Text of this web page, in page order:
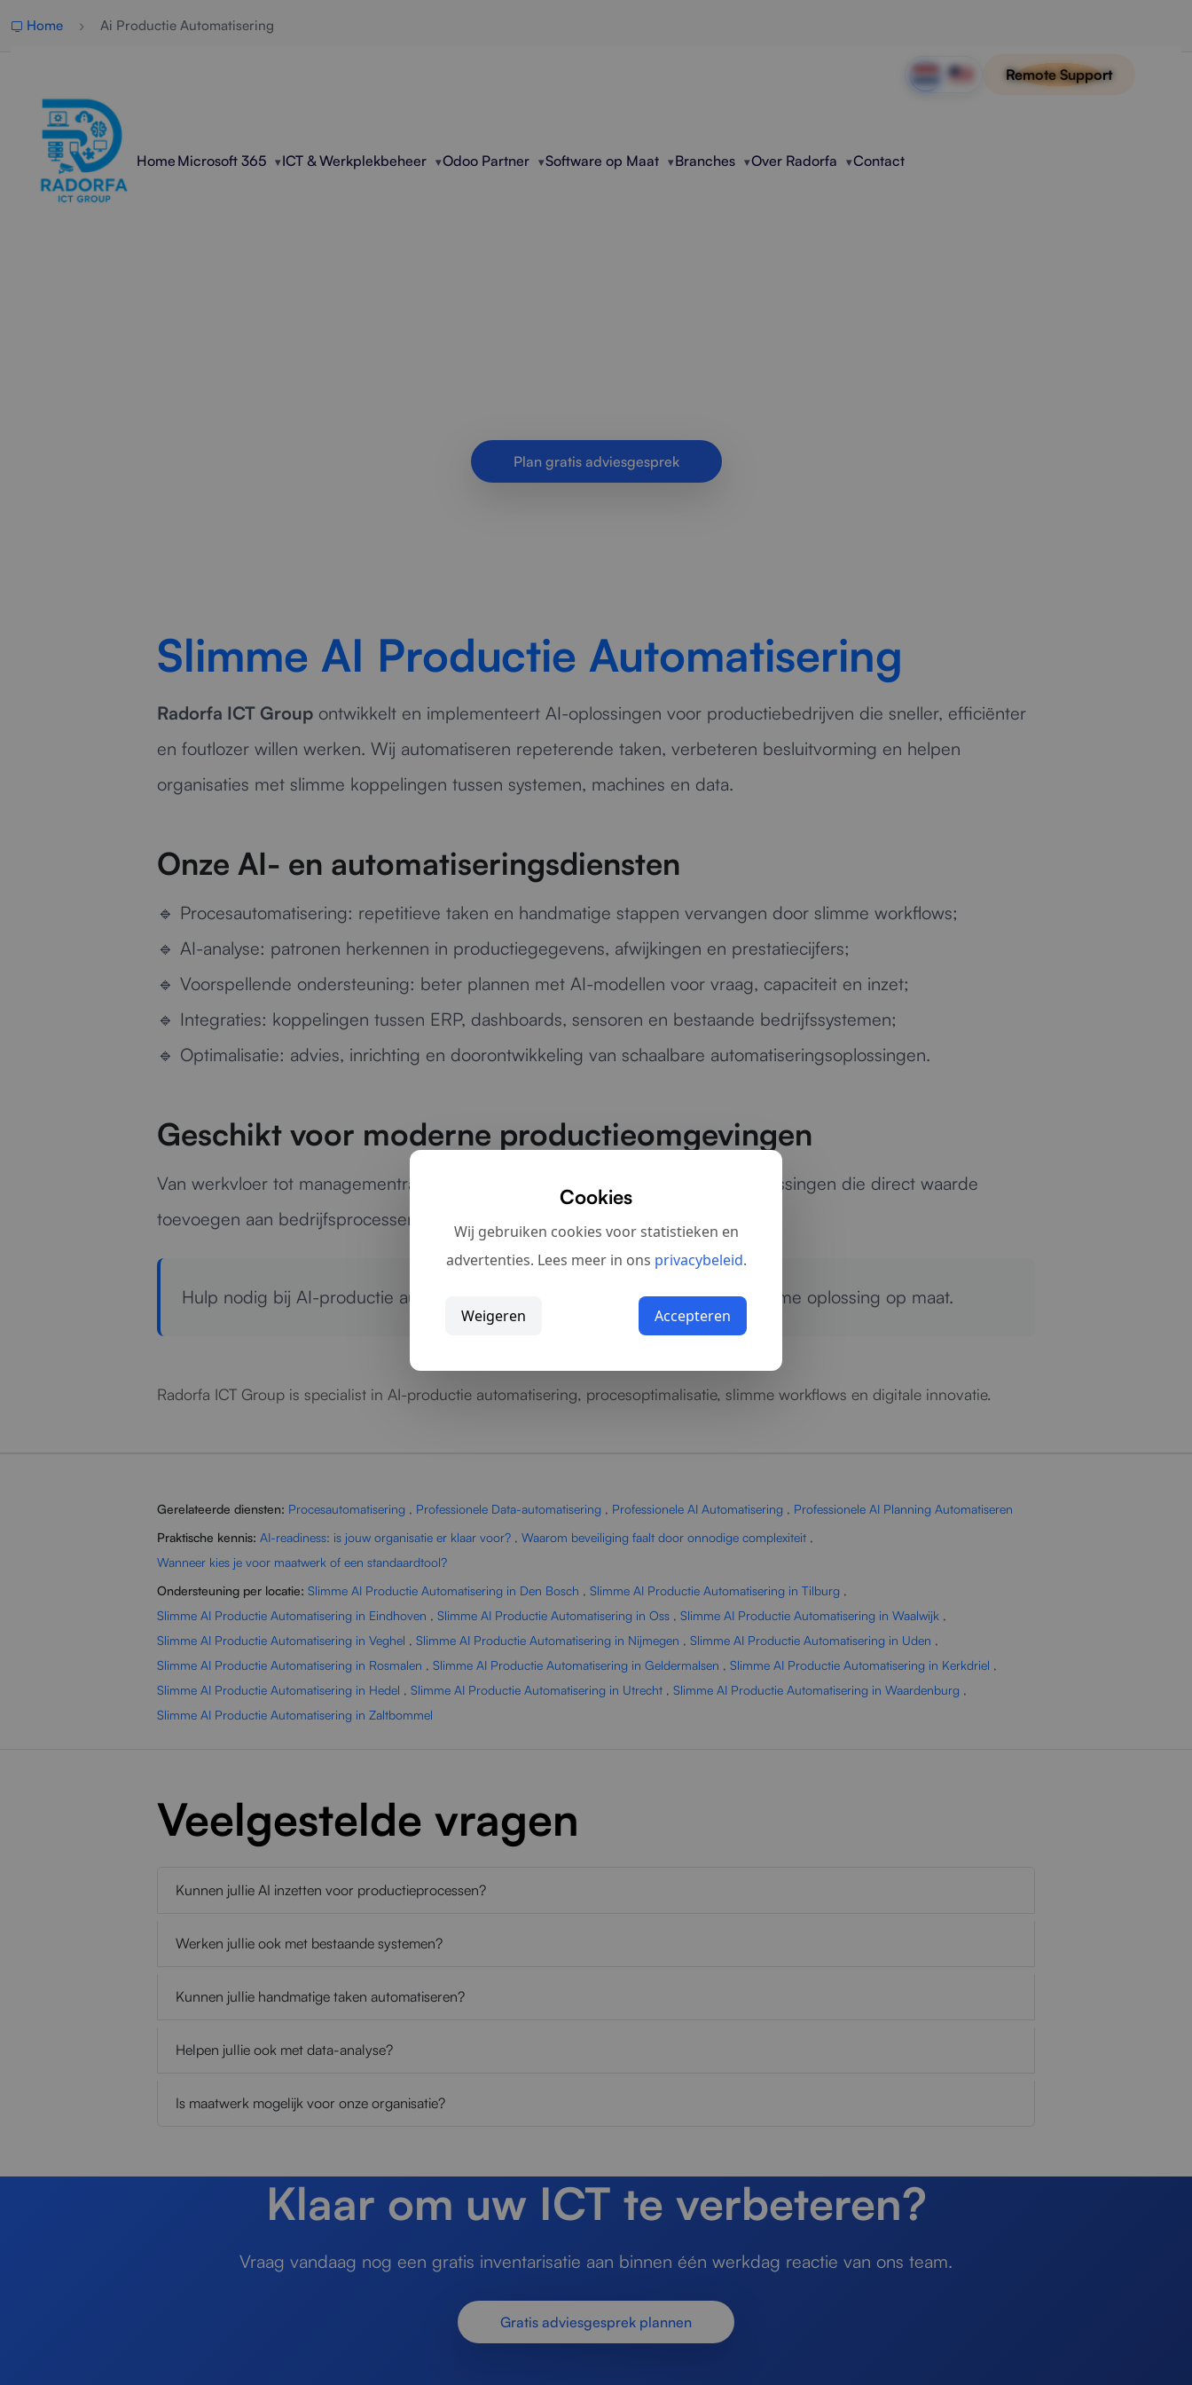
Remote Support
Home Microsoft 365 ICT & Werkplekbeheer Odoo Partner Software op Maat Branches Over Radorfa Contact
Home Ai Productie Automatisering
Plan gratis adviesgesprek
Slimme AI Productie Automatisering
Radorfa ICT Group ontwikkelt en implementeert AI-oplossingen voor productiebedrijven die sneller, efficiënter
en foutlozer willen werken. Wij automatiseren repeterende taken, verbeteren besluitvorming en helpen
organisaties met slimme koppelingen tussen systemen, machines en data.
Onze AI- en automatiseringsdiensten
🔹 Procesautomatisering: repetitieve taken en handmatige stappen vervangen door slimme workflows;
🔹 AI-analyse: patronen herkennen in productiegegevens, afwijkingen en prestatiecijfers;
🔹 Voorspellende ondersteuning: beter plannen met AI-modellen voor vraag, capaciteit en inzet;
🔹 Integraties: koppelingen tussen ERP, dashboards, sensoren en bestaande bedrijfssystemen;
🔹 Optimalisatie: advies, inrichting en doorontwikkeling van schaalbare automatiseringsoplossingen.
Geschikt voor moderne productieomgevingen
Van werkvloer tot managementrapportage: wij zorgen voor praktische AI-toepassingen die direct waarde
toevoegen aan bedrijfsprocessen en operationele efficiëntie.
Hulp nodig bij AI-productie automatisering? Neem contact opvoor een slimme oplossing op maat.
Radorfa ICT Group is specialist in AI-productie automatisering, procesoptimalisatie, slimme workflows en digitale innovatie.
Gerelateerde diensten: Procesautomatisering , Professionele Data-automatisering , Professionele AI Automatisering , Professionele AI Planning Automatiseren
Praktische kennis: AI-readiness: is jouw organisatie er klaar voor? , Waarom beveiliging faalt door onnodige complexiteit ,
Wanneer kies je voor maatwerk of een standaardtool?
Ondersteuning per locatie: Slimme AI Productie Automatisering in Den Bosch , Slimme AI Productie Automatisering in Tilburg ,
Slimme AI Productie Automatisering in Eindhoven , Slimme AI Productie Automatisering in Oss , Slimme AI Productie Automatisering in Waalwijk ,
Slimme AI Productie Automatisering in Veghel , Slimme AI Productie Automatisering in Nijmegen , Slimme AI Productie Automatisering in Uden ,
Slimme AI Productie Automatisering in Rosmalen , Slimme AI Productie Automatisering in Geldermalsen , Slimme AI Productie Automatisering in Kerkdriel ,
Slimme AI Productie Automatisering in Hedel , Slimme AI Productie Automatisering in Utrecht , Slimme AI Productie Automatisering in Waardenburg ,
Slimme AI Productie Automatisering in Zaltbommel
Veelgestelde vragen
Kunnen jullie AI inzetten voor productieprocessen?
Werken jullie ook met bestaande systemen?
Kunnen jullie handmatige taken automatiseren?
Helpen jullie ook met data-analyse?
Is maatwerk mogelijk voor onze organisatie?
Klaar om uw ICT te verbeteren?
Vraag vandaag nog een gratis inventarisatie aan binnen één werkdag reactie van ons team.
Gratis adviesgesprek plannen
Cookies
Wij gebruiken cookies voor statistieken en
advertenties. Lees meer in ons privacybeleid.
Weigeren Accepteren